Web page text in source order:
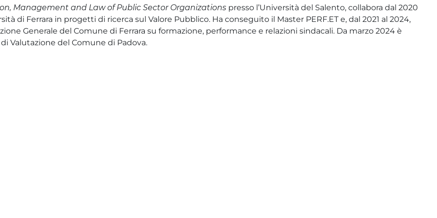
Management and Law of Public Sector Organizationspresso l’Università del Salento, collabora dal 2020
di Ferrara in progetti di ricerca sul Valore Pubblico. Ha conseguito il Master PERF.ET e, dal 2021 al 2024,
Generale del Comune di Ferrara su formazione, performance e relazioni sindacali. Da marzo 2024 è
Valutazione del Comune di Padova.